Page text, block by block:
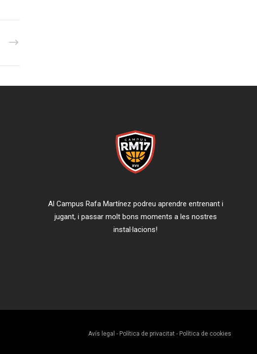
Al Campus Rafa Martínez podreu aprendre entrenant i
jugant, i passar molt bons moments a les nostres
instal·lacions!
Avís legal - Política de privacitat - Política de cookies